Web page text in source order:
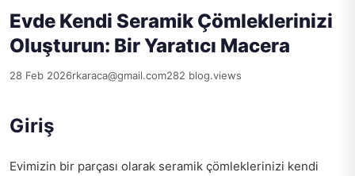
Evde Kendi Seramik Çömleklerinizi
Oluşturun: Bir Yaratıcı Macera
28 Feb 2026rkaraca@gmail.com282 blog.views
Giriş
Evimizin bir parçası olarak seramik çömleklerinizi kendi